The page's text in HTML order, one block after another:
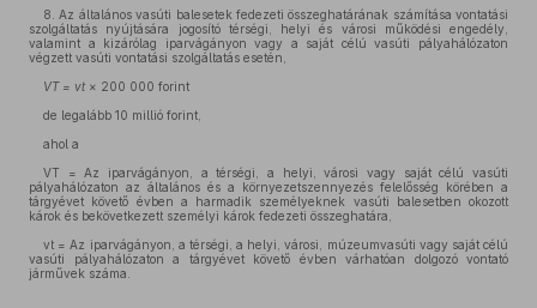
8. Az általános vasúti balesetek fedezeti összeghatárának számítása vontatási
szolgáltatás nyújtására jogosító térségi, helyi és városi működési engedély,
valamint a kizárólag iparvágányon vagy a saját célú vasúti pályahálózaton
végzett vasúti vontatási szolgáltatás esetén,
VT = vt × 200 000 forint
de legalább 10 millió forint,
ahol a
VT = Az iparvágányon, a térségi, a helyi, városi vagy saját célú vasúti
pályahálózaton az általános és a környezetszennyezés felelősség körében a
tárgyévet követő évben a harmadik személyeknek vasúti balesetben okozott
károk és bekövetkezett személyi károk fedezeti összeghatára,
vt = Az iparvágányon, a térségi, a helyi, városi, múzeumvasúti vagy saját célú
vasúti pályahálózaton a tárgyévet követő évben várhatóan dolgozó vontató
járművek száma.